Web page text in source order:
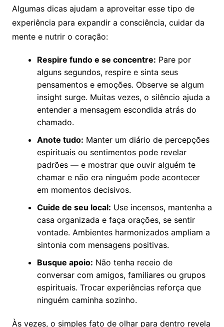
Algumas dicas ajudam a aproveitar esse tipo de
experiência para expandir a consciência, cuidar da
mente e nutrir o coração:
Respire fundo e se concentre: Pare por
alguns segundos, respire e sinta seus
pensamentos e emoções. Observe se algum
insight surge. Muitas vezes, o silêncio ajuda a
entender a mensagem escondida atrás do
chamado.
Anote tudo: Manter um diário de percepções
espirituais ou sentimentos pode revelar
padrões — e mostrar que ouvir alguém te
chamar e não era ninguém pode acontecer
em momentos decisivos.
Cuide de seu local: Use incensos, mantenha a
casa organizada e faça orações, se sentir
vontade. Ambientes harmonizados ampliam a
sintonia com mensagens positivas.
Busque apoio: Não tenha receio de
conversar com amigos, familiares ou grupos
espirituais. Trocar experiências reforça que
ninguém caminha sozinho.
Às vezes, o simples fato de olhar para dentro revela